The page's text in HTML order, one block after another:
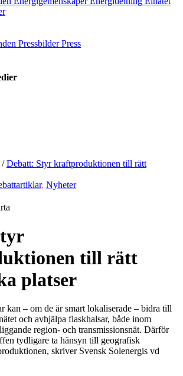
Pressbilder Press
/Debatt: Styr kraftproduktionen till rätt
, Nyheter
till rätt
platser
kan – om de är smart lokaliserade – bidra till
och avhjälpa flaskhalsar, både inom
region- och transmissionsnät. Därför
tydligare ta hänsyn till geografisk
skriver Svensk Solenergis vd